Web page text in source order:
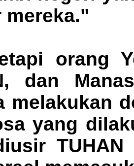
mereka."
orang
dan
melakukan
yang